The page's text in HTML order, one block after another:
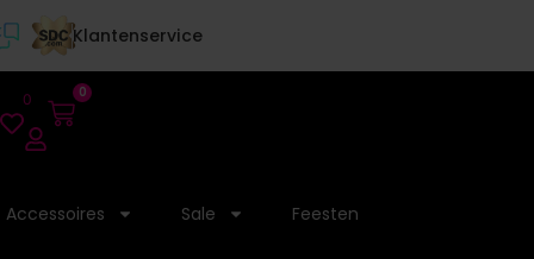
Klantenservice
0 0
Accessoires Sale Feesten